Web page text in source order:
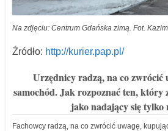
Na zdjęciu: Centrum Gdańska zimą. Fot.
Źródło: http://kurier.pap.pl/
Urzędnicy radzą, na co zwrócić
samochód. Jak rozpoznać ten, który
jako nadający się tylko
Fachowcy radzą, na co zwrócić uwagę,